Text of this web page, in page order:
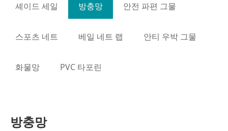
셰이드 세일 방충망 안전 파편 그물
스포츠 네트 베일 네트 랩 안티 우박 그물
화물망 PVC 타포린
방충망